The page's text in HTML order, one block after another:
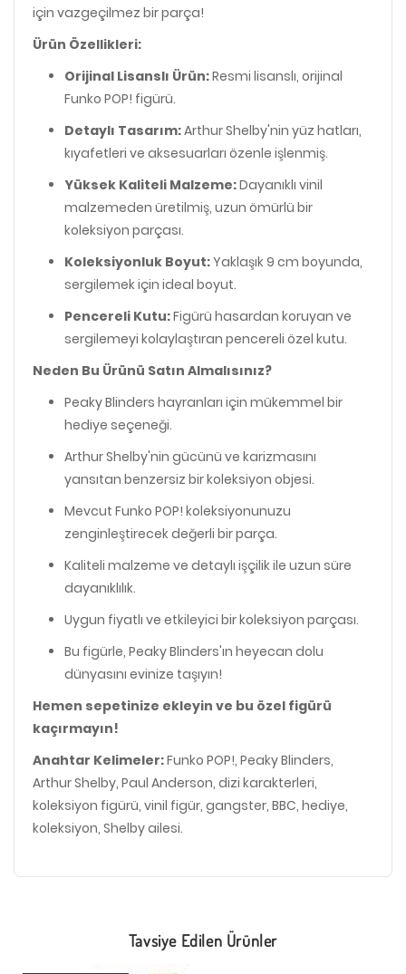
için vazgeçilmez bir parça!
Ürün Özellikleri:
Orijinal Lisanslı Ürün:Resmi lisanslı, orijinal
Funko POP! figürü.
Detaylı Tasarım:Arthur Shelby'nin yüz hatları,
kıyafetleri ve aksesuarları özenle işlenmiş.
Yüksek Kaliteli Malzeme:Dayanıklı vinil
malzemeden üretilmiş, uzun ömürlü bir
koleksiyon parçası.
Koleksiyonluk Boyut:Yaklaşık 9 cm boyunda,
sergilemek için ideal boyut.
Pencereli Kutu:Figürü hasardan koruyan ve
sergilemeyi kolaylaştıran pencereli özel kutu.
Neden Bu Ürünü Satın Almalısınız?
Peaky Blinders hayranları için mükemmel bir
hediye seçeneği.
Arthur Shelby'nin gücünü ve karizmasını
yansıtan benzersiz bir koleksiyon objesi.
Mevcut Funko POP! koleksiyonunuzu
zenginleştirecek değerli bir parça.
Kaliteli malzeme ve detaylı işçilik ile uzun süre
dayanıklılık.
Uygun fiyatlı ve etkileyici bir koleksiyon parçası.
Bu figürle, Peaky Blinders'ın heyecan dolu
dünyasını evinize taşıyın!
Hemen sepetinize ekleyin ve bu özel figürü
kaçırmayın!
Anahtar Kelimeler:Funko POP!, Peaky Blinders,
Arthur Shelby, Paul Anderson, dizi karakterleri,
koleksiyon figürü, vinil figür, gangster, BBC, hediye,
koleksiyon, Shelby ailesi.
Tavsiye Edilen Ürünler